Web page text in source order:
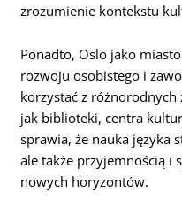
zrozumienie kontekstu
Ponadto, Oslo jako
rozwoju osobistego i
korzystać z
jak biblioteki, centra
sprawia, że nauka języka
ale także przyjemnością i
nowych horyzontów.